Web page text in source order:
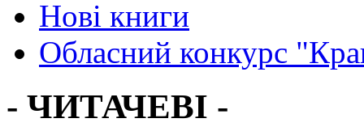
Нові книги
Обласний конкурс
- ЧИТАЧЕВІ -